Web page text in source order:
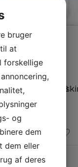
↑
G
E
Produktdatablad
bruger
at
forskellige
og
dem
dem eller
af deres